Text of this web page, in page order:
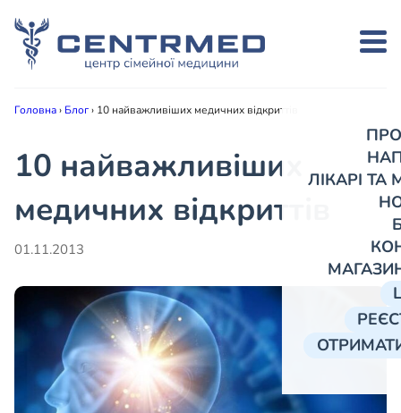
ЛІКАРІ
Головна› Блог› 10 найважливіших медичних відкриттів
10 найважливіших
медичних відкриттів
01.11.2013